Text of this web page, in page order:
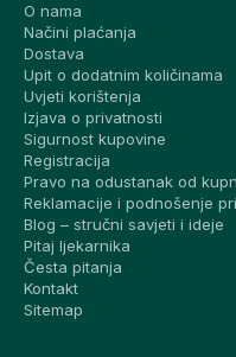
O nama
Načini plaćanja
Dostava
Upit o dodatnim količinama
Uvjeti korištenja
Izjava o privatnosti
Sigurnost kupovine
Registracija
Pravo na odustanak od
Reklamacije i podnošenje
Blog – stručni savjeti i ideje
Pitaj ljekarnika
Česta pitanja
Kontakt
Sitemap